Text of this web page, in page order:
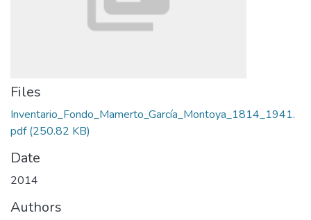
Files
Inventario_Fondo_Mamerto_García_Montoya_1814_1941.
pdf(250.82 KB)
Date
2014
Authors